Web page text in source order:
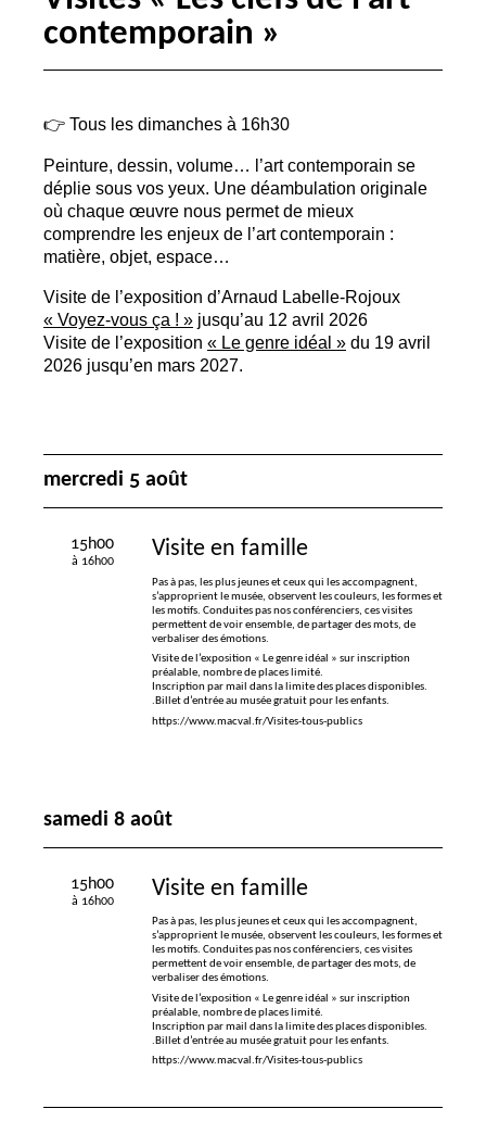
contemporain »
👉 Tous les dimanches à 16h30
Peinture, dessin, volume… l’art contemporain se
déplie sous vos yeux. Une déambulation originale
où chaque œuvre nous permet de mieux
comprendre les enjeux de l’art contemporain :
matière, objet, espace…
Visite de l’exposition d’Arnaud Labelle-Rojoux
« Voyez-vous ça ! » jusqu’au 12 avril 2026
Visite de l’exposition « Le genre idéal » du 19 avril
2026 jusqu’en mars 2027.
mercredi 5 août
15h00
à 16h00
Visite en famille
Pas à pas, les plus jeunes et ceux qui les accompagnent,
s’approprient le musée, observent les couleurs, les formes et
les motifs. Conduites pas nos conférenciers, ces visites
permettent de voir ensemble, de partager des mots, de
verbaliser des émotions.
Visite de l’exposition « Le genre idéal » sur inscription
préalable, nombre de places limité.
Inscription par mail dans la limite des places disponibles.
.Billet d’entrée au musée gratuit pour les enfants.
https://www.macval.fr/Visites-tous-publics
samedi 8 août
15h00
à 16h00
Visite en famille
Pas à pas, les plus jeunes et ceux qui les accompagnent,
s’approprient le musée, observent les couleurs, les formes et
les motifs. Conduites pas nos conférenciers, ces visites
permettent de voir ensemble, de partager des mots, de
verbaliser des émotions.
Visite de l’exposition « Le genre idéal » sur inscription
préalable, nombre de places limité.
Inscription par mail dans la limite des places disponibles.
.Billet d’entrée au musée gratuit pour les enfants.
https://www.macval.fr/Visites-tous-publics